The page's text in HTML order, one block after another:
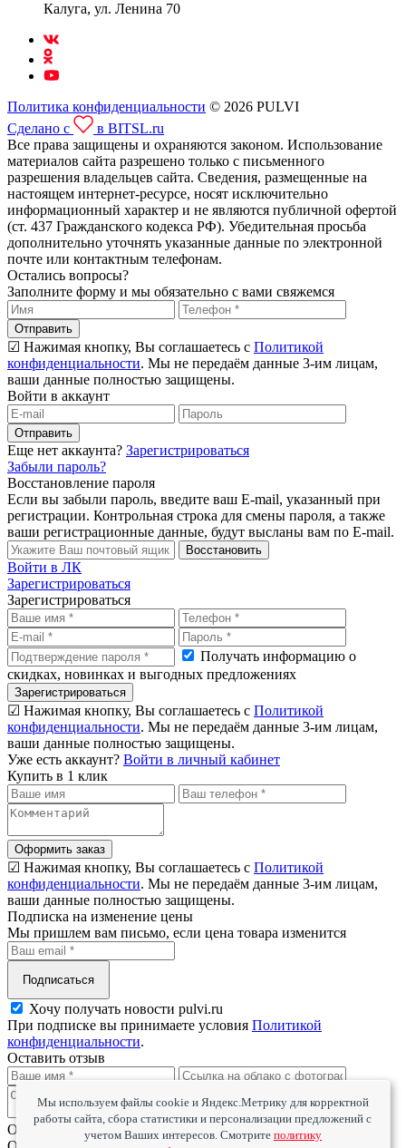
Калуга, ул. Ленина 70
Политика конфиденциальности © 2026 PULVI
Сделано с
в BITSL.ru
Все права защищены и охраняются законом. Использование
материалов сайта разрешено только с письменного
разрешения владельцев сайта. Сведения, размещенные на
настоящем интернет-ресурсе, носят исключительно
информационный характер и не являются публичной офертой
(ст. 437 Гражданского кодекса РФ). Убедительная просьба
дополнительно уточнять указанные данные по электронной
почте или контактным телефонам.
Остались вопросы?
Заполните форму и мы обязательно с вами свяжемся
Отправить
☑ Нажимая кнопку, Вы соглашаетесь с Политикой
конфиденциальности. Мы не передаём данные 3-им лицам,
ваши данные полностью защищены.
Войти в аккаунт
Отправить
Еще нет аккаунта? Зарегистрироваться
Забыли пароль?
Восстановление пароля
Если вы забыли пароль, введите ваш E-mail, указанный при
регистрации. Контрольная строка для смены пароля, а также
ваши регистрационные данные, будут высланы вам по E-mail.
Восстановить
Войти в ЛК
Зарегистрироваться
Зарегистрироваться
Получать информацию о
скидках, новинках и выгодных предложениях
Зарегистрироваться
☑ Нажимая кнопку, Вы соглашаетесь с Политикой
конфиденциальности. Мы не передаём данные 3-им лицам,
ваши данные полностью защищены.
Уже есть аккаунт? Войти в личный кабинет
Купить в 1 клик
Оформить заказ
☑ Нажимая кнопку, Вы соглашаетесь с Политикой
конфиденциальности. Мы не передаём данные 3-им лицам,
ваши данные полностью защищены.
Подписка на изменение цены
Мы пришлем вам письмо, если цена товара изменится
Подписаться
Хочу получать новости pulvi.ru
При подписке вы принимаете условия Политикой
конфиденциальности.
Оставить отзыв
Оцените товар
Мы используем файлы cookie и Яндекс.Метрику для корректной
работы сайта, сбора статистики и персонализации предложений с
учетом Ваших интересов. Смотрите политику